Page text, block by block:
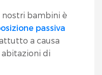
nostri bambini è
passiva
a causa
di